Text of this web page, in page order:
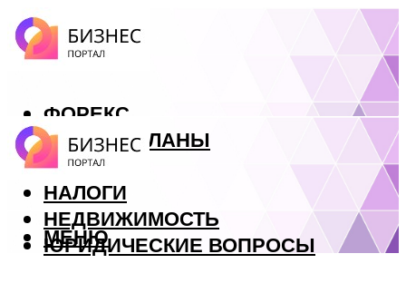
ФОРЕКС
БИЗНЕС ПЛАНЫ
КРЕДИТЫ
НАЛОГИ
НЕДВИЖИМОСТЬ
ЮРИДИЧЕСКИЕ ВОПРОСЫ
МЕНЮ